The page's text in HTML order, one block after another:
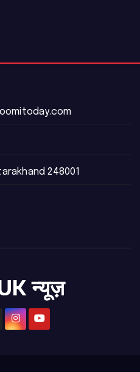
248001
न्यूज़